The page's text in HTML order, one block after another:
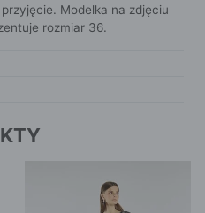
Modelka na zdjęciu
rozmiar 36.